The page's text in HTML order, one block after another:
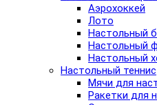
Аэрохоккей
Лото
Настольный
Настольный
Настольный
Настольный теннис
Мячи для
Ракетки для